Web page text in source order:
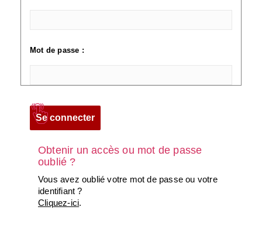
Mot de passe :
Obtenir un accès ou mot de passe
oublié ?
Vous avez oublié votre mot de passe ou votre
identifiant ?
Cliquez-ici.